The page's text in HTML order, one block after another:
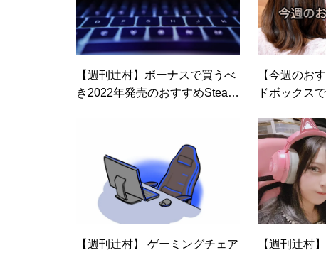
【週刊辻村】ボーナスで買うべ
き2022年発売のおすすめSteam
【今週のお
ドボックス
【週刊辻村】 ゲーミングチェア
【週刊辻村